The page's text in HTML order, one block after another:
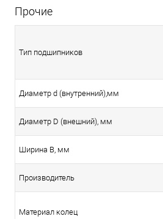
Прочие
Тип подшипников
Диаметр d (внутренний),мм
Диаметр D (внешний), мм
Ширина B, мм
Производитель
Материал колец